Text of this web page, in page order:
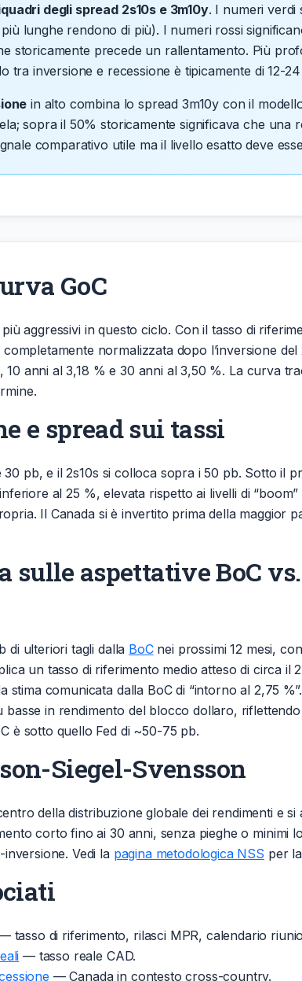
degli spread 2s10s e 3m10y. I numeri verdi
lunghe rendono di più). I numeri rossi
storicamente precede un rallentamento. Più
tra inversione e recessione è tipicamente di 12-24
in alto combina lo spread 3m10y con il
sopra il 50% storicamente significava che
comparativo utile ma il livello esatto deve
GoC
aggressivi in questo ciclo. Con il tasso di
normalizzata dopo l’inversione
anni al 3,18 % e 30 anni al 3,50 %. La curva
e spread sui tassi
pb, e il 2s10s si colloca sopra i 50 pb. Sotto il
al 25 %, elevata rispetto ai livelli di
Il Canada si è invertito prima della maggior
sulle aspettative BoC
di ulteriori tagli dalla BoCnei prossimi 12 mesi,
un tasso di riferimento medio atteso di circa
stima comunicata dalla BoC di “intorno al 2,75 %”.
basse in rendimento del blocco dollaro,
è sotto quello Fed di ~50-75 pb.
Siegel-Svensson
della distribuzione globale dei rendimenti e
corto fino ai 30 anni, senza pieghe o minimi
Vedi la pagina metodologica NSS per
tasso di riferimento, rilasci MPR, calendario
— tasso reale CAD.
— Canada in contesto cross-country.